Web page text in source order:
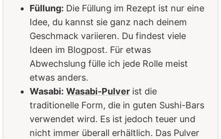
Füllung: Die Füllung im Rezept ist nur eine
Idee, du kannst sie ganz nach deinem
Geschmack variieren. Du findest viele
Ideen im Blogpost. Für etwas
Abwechslung fülle ich jede Rolle meist
etwas anders.
Wasabi: Wasabi-Pulver ist die
traditionelle Form, die in guten Sushi-Bars
verwendet wird. Es ist jedoch teuer und
nicht immer überall erhältlich. Das Pulver